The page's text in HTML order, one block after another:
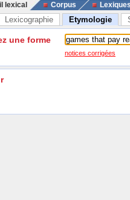
lexical Corpus
Lexicographie Etymologie
une forme
notices corrigées